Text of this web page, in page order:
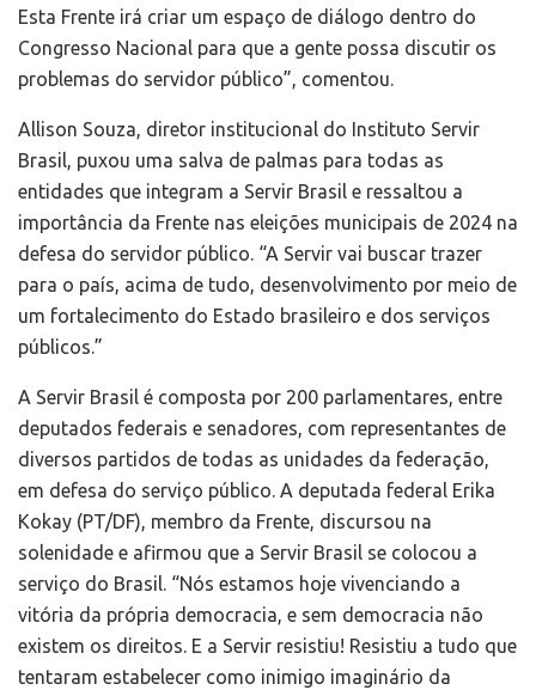
Esta Frente irá criar um espaço de diálogo dentro do
Congresso Nacional para que a gente possa discutir os
problemas do servidor público”, comentou.
Allison Souza, diretor institucional do Instituto Servir
Brasil, puxou uma salva de palmas para todas as
entidades que integram a Servir Brasil e ressaltou a
importância da Frente nas eleições municipais de 2024 na
defesa do servidor público. “A Servir vai buscar trazer
para o país, acima de tudo, desenvolvimento por meio de
um fortalecimento do Estado brasileiro e dos serviços
públicos.”
A Servir Brasil é composta por 200 parlamentares, entre
deputados federais e senadores, com representantes de
diversos partidos de todas as unidades da federação,
em defesa do serviço público. A deputada federal Erika
Kokay (PT/DF), membro da Frente, discursou na
solenidade e afirmou que a Servir Brasil se colocou a
serviço do Brasil. “Nós estamos hoje vivenciando a
vitória da própria democracia, e sem democracia não
existem os direitos. E a Servir resistiu! Resistiu a tudo que
tentaram estabelecer como inimigo imaginário da